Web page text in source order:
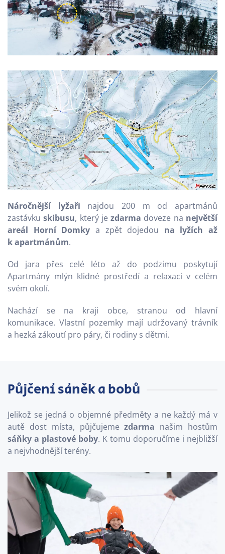
Náročnější lyžaři najdou 200 m od apartmánů
zastávkuskibusu, který jezdarma doveze na největší
areál Horní Domky a zpět dojedou na lyžích až
k apartmánům.
Od jara přes celé léto až do podzimu poskytují
Apartmány mlýn klidné prostředí a relaxaci v celém
svém okolí.
Nachází se na kraji obce, stranou od hlavní
komunikace. Vlastní pozemky mají udržovaný trávník
a hezká zákoutí pro páry, či rodiny s dětmi.
Půjčení sáněk a bobů
Jelikož se jedná o objemné předměty a ne každý má v
autě dost místa, půjčujemezdarma našim hostům
sáňky a plastové boby. K tomu doporučíme i nejbližší
a nejvhodnější terény.